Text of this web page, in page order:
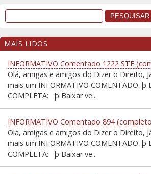
MAIS LIDOS
INFORMATIVO Comentado 1222 STF
Olá, amigas e amigos do Dizer o Direito,
mais um INFORMATIVO COMENTADO. þ
COMPLETA: þ Baixar ve...
INFORMATIVO Comentado 894
Olá, amigas e amigos do Dizer o Direito,
mais um INFORMATIVO COMENTADO. þ
COMPLETA: þ Baixar ve...